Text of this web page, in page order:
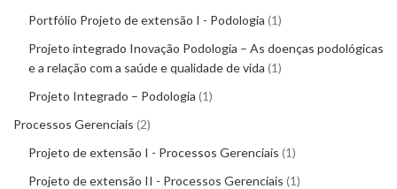
Portfólio Projeto de extensão I - Podologia 1
Projeto integrado Inovação Podologia – As doenças podológicas
e a relação com a saúde e qualidade de vida 1
Projeto Integrado – Podologia 1
Processos Gerenciais 2
Projeto de extensão I - Processos Gerenciais 1
Projeto de extensão II - Processos Gerenciais 1